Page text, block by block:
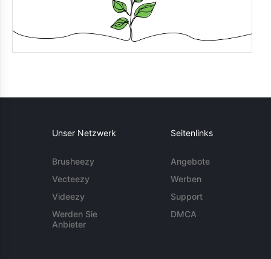
Unser Netzwerk
Brusheezy
Vecteezy
Videezy
Werden Sie
Anbieter
Seitenlinks
Angebote
Werben
Support
DMCA